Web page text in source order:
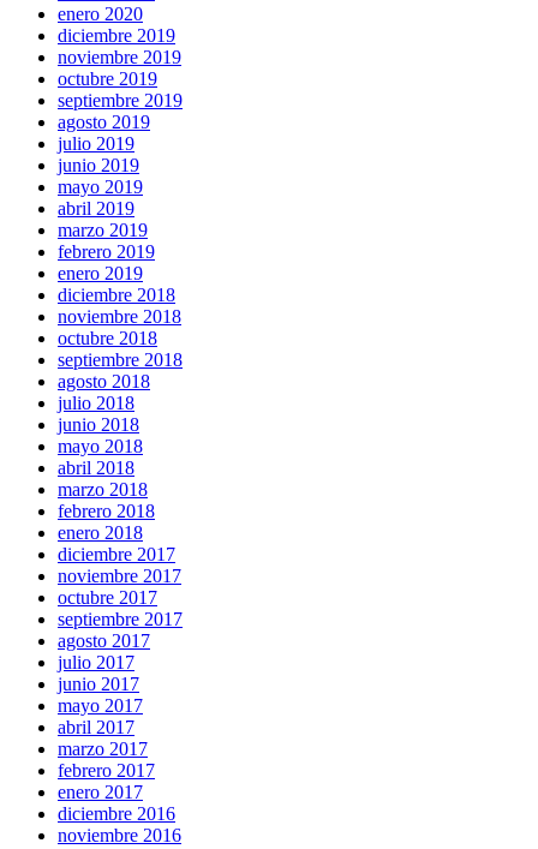
enero 2020
diciembre 2019
noviembre 2019
octubre 2019
septiembre 2019
agosto 2019
julio 2019
junio 2019
mayo 2019
abril 2019
marzo 2019
febrero 2019
enero 2019
diciembre 2018
noviembre 2018
octubre 2018
septiembre 2018
agosto 2018
julio 2018
junio 2018
mayo 2018
abril 2018
marzo 2018
febrero 2018
enero 2018
diciembre 2017
noviembre 2017
octubre 2017
septiembre 2017
agosto 2017
julio 2017
junio 2017
mayo 2017
abril 2017
marzo 2017
febrero 2017
enero 2017
diciembre 2016
noviembre 2016